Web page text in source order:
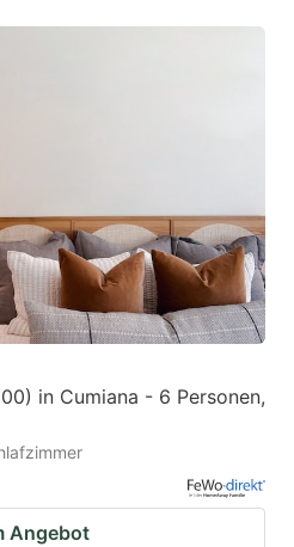
in Cumiana - 6 Personen,
Angebot